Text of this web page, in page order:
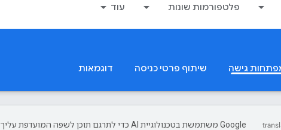
פלטפורמות שונות עוד
גישה שיתוף פרטי כניסה דוגמאות
‫Google משתמשת בטכנולוגיית AI כדי לתרגם תוכן לשפה המועדפת עליך.